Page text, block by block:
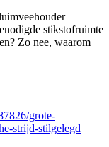
stikstofruimte
Zo nee, waarom
grote-
strijd-stilgelegd